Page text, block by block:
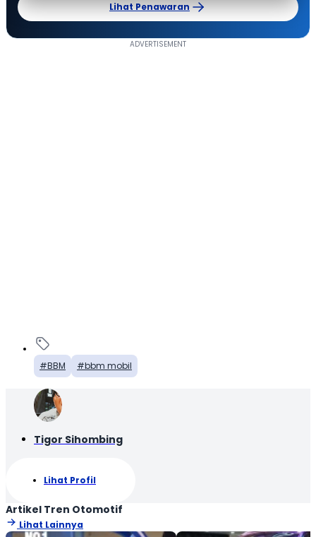
Lihat Penawaran
BBM bbm mobil
Tigor Sihombing
Lihat Profil
Artikel Tren Otomotif
Lihat Lainnya